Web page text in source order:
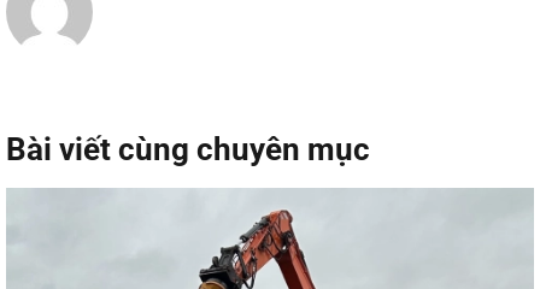
Bài viết cùng chuyên mục